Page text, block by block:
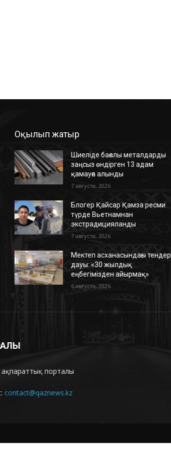
Оқылып жатыр
Шиеліде бағалы металдарды
заңсыз өндірген 13 адам
қамауға алынды
7 августа, 2026
Блогер Қайсар Қамза ресми
түрде Вьетнамнан
экстрадицияланды
7 августа, 2026
Мектеп асханасындағы тендер
дауы: «30 жылдық
еңбегімізден айырмақ»
6 августа, 2026
порталы
contact@qaznews.kz